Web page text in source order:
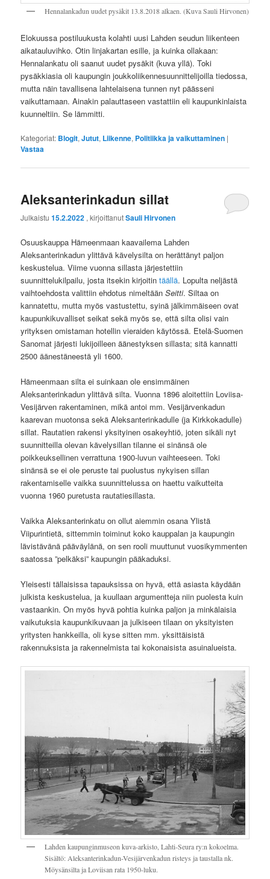
Hennalankadun uudet pysäkit 13.8.2018 alkaen. (Kuva Sauli Hirvonen)
Elokuussa postiluukusta kolahti uusi Lahden seudun liikenteen
aikatauluvihko. Otin linjakartan esille, ja kuinka ollakaan:
Hennalankatu oli saanut uudet pysäkit (kuva yllä). Toki
pysäkkiasia oli kaupungin joukkoliikennesuunnittelijoilla tiedossa,
mutta näin tavallisena lahtelaisena tunnen nyt päässeni
vaikuttamaan. Ainakin palauttaseen vastattiin eli kaupunkinlaista
kuunneltiin. Se lämmitti.
Kategoriat: Blogit,Jutut, Liikenne, Politiikka ja vaikuttaminen |
Vastaa
Aleksanterinkadun sillat
Julkaistu15.2.2022 , kirjoittanutSauli Hirvonen
Osuuskauppa Hämeenmaan kaavailema Lahden
Aleksanterinkadun ylittävä kävelysilta on herättänyt paljon
keskustelua. Viime vuonna sillasta järjestettiin
suunnittelukilpailu, josta itsekin kirjoitintäällä. Lopulta neljästä
vaihtoehdosta valittiin ehdotus nimeltäänSeitti. Siltaa on
kannatettu, mutta myös vastustettu, syinä jälkimmäiseen ovat
kaupunkikuvalliset seikat sekä myös se, että silta olisi vain
yrityksen omistaman hotellin vieraiden käytössä. Etelä-Suomen
Sanomat järjesti lukijoilleen äänestyksen sillasta; sitä kannatti
2500 äänestäneestä yli 1600.
Hämeenmaan silta ei suinkaan ole ensimmäinen
Aleksanterinkadun ylittävä silta. Vuonna 1896 aloitettiin Loviisa-
Vesijärven rakentaminen, mikä antoi mm. Vesijärvenkadun
kaarevan muotonsa sekä Aleksanterinkadulle (ja Kirkkokadulle)
sillat. Rautatien rakensi yksityinen osakeyhtiö, joten sikäli nyt
suunnitteilla olevan kävelysillan tilanne ei sinänsä ole
poikkeuksellinen verrattuna 1900-luvun vaihteeseen. Toki
sinänsä se ei ole peruste tai puolustus nykyisen sillan
rakentamiselle vaikka suunnittelussa on haettu vaikutteita
vuonna 1960 puretusta rautatiesillasta.
Vaikka Aleksanterinkatu on ollut aiemmin osana Ylistä
Viipurintietä, sittemmin toiminut koko kauppalan ja kaupungin
lävistävänä pääväylänä, on sen rooli muuttunut vuosikymmenten
saatossa ”pelkäksi” kaupungin pääkaduksi.
Yleisesti tällaisissa tapauksissa on hyvä, että asiasta käydään
julkista keskustelua, ja kuullaan argumentteja niin puolesta kuin
vastaankin. On myös hyvä pohtia kuinka paljon ja minkälaisia
vaikutuksia kaupunkikuvaan ja julkiseen tilaan on yksityisten
yritysten hankkeilla, oli kyse sitten mm. yksittäisistä
rakennuksista ja rakennelmista tai kokonaisista asuinalueista.
Lahden kaupunginmuseon kuva-arkisto, Lahti-Seura ry:n kokoelma.
Sisältö: Aleksanterinkadun-Vesijärvenkadun risteys ja taustalla nk.
Möysänsilta ja Loviisan rata 1950-luku.